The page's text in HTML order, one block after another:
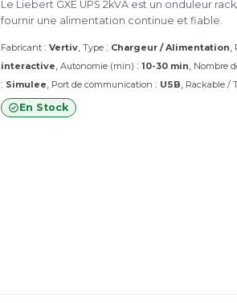
Le Liebert GXE UPS 2kVA est un onduleur
fournir une alimentation continue et fiable.
Fabricant : Vertiv Type : Chargeur / Alimentation
interactive Autonomie (min) : 10-30 min Nombre
: Simulee Port de communication : USB Rackable /
En Stock